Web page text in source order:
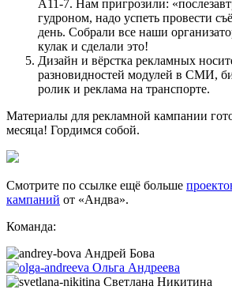
А11-7. Нам пригрозили:
гудроном, надо успеть провести
день. Собрали все наши
кулак и сделали это!
Дизайн и вёрстка рекламных
разновидностей модулей в СМИ,
ролик и реклама на транспорте.
Материалы для рекламной кампании
месяца! Гордимся собой.
Смотрите по ссылке ещё больше
кампаний от «Андва».
Команда:
Андрей Бова
Ольга Андреева
Светлана Никитина